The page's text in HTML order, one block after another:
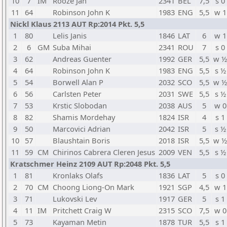
11
64 Robinson John K 1983 ENG 5,5 w 1
Nickl Klaus 2113 AUT Rp:2014 Pkt. 5,5
1
80 Lelis Janis 1846 LAT 6
w 1
2
6 GM Suba Mihai 2341 ROU 7
s 0
3
62 Andreas Guenter 1992 GER 5,5 w ½
4
64 Robinson John K 1983 ENG 5,5 s ½
5
54 Borwell Alan P 2032 SCO 5,5 w ½
6
56 Carlsten Peter 2031 SWE 5,5 s ½
7
53 Krstic Slobodan 2038 AUS 5
w 0
8
82 Shamis Mordehay 1824 ISR 4
s 1
9
50 Marcovici Adrian 2042 ISR 5
s ½
10 57 Blaushtain Boris 2018 ISR 5,5 w ½
11
59 CM Chirinos Cabrera Cleren Jesus 2009 VEN 5,5
s ½
Kratschmer Heinz 2109 AUT Rp:2048 Pkt. 5,5
1
81 Kronlaks Olafs 1836 LAT 5
s 0
2
70 CM Choong Liong-On Mark 1921 SGP 4,5 w 1
3
71 Lukovski Lev 1917 GER 5
s 1
4
11 IM Pritchett Craig W 2315 SCO 7,5 w 0
5
73 Kayaman Metin 1878 TUR 5,5 s 1